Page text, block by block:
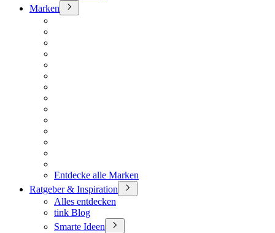
Marken
Entdecke alle Marken
Ratgeber & Inspiration
Alles entdecken
tink Blog
Smarte Ideen